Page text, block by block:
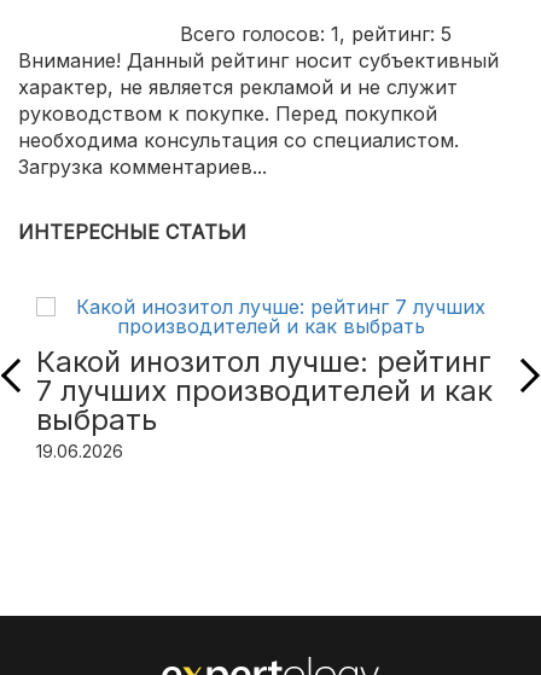
Всего голосов: 1, рейтинг: 5
Внимание! Данный рейтинг носит субъективный
характер, не является рекламой и не служит
руководством к покупке. Перед покупкой
необходима консультация со специалистом.
Загрузка комментариев...
ИНТЕРЕСНЫЕ СТАТЬИ
Какой инозитол лучше: рейтинг
7 лучших производителей и как
выбрать
19.06.2026